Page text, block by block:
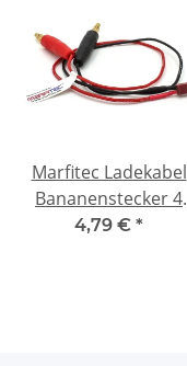
Marfitec Ladekabel
Bananenstecker 4
mm ->micro Deans T-
4,79 € *